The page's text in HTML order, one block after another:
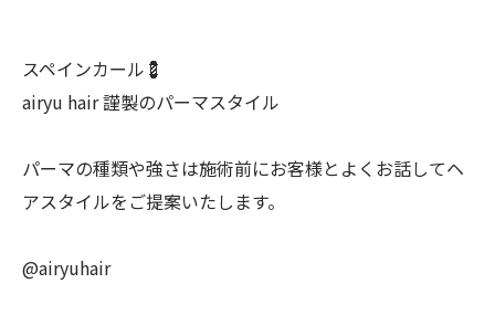
スペインカール💈
airyu hair 謹製のパーマスタイル
パーマの種類や強さは施術前にお客様とよくお話してヘ
アスタイルをご提案いたします。
@airyuhair